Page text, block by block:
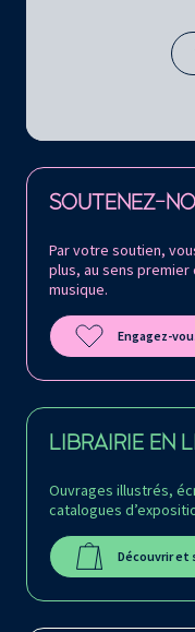
SOUTENEZ-
Par votre soutien,
plus, au sens premier
musique.
Engagez-
LIBRAIRIE EN
Ouvrages illustrés,
catalogues
Découvrir et
Retrouvez la Philharmonie